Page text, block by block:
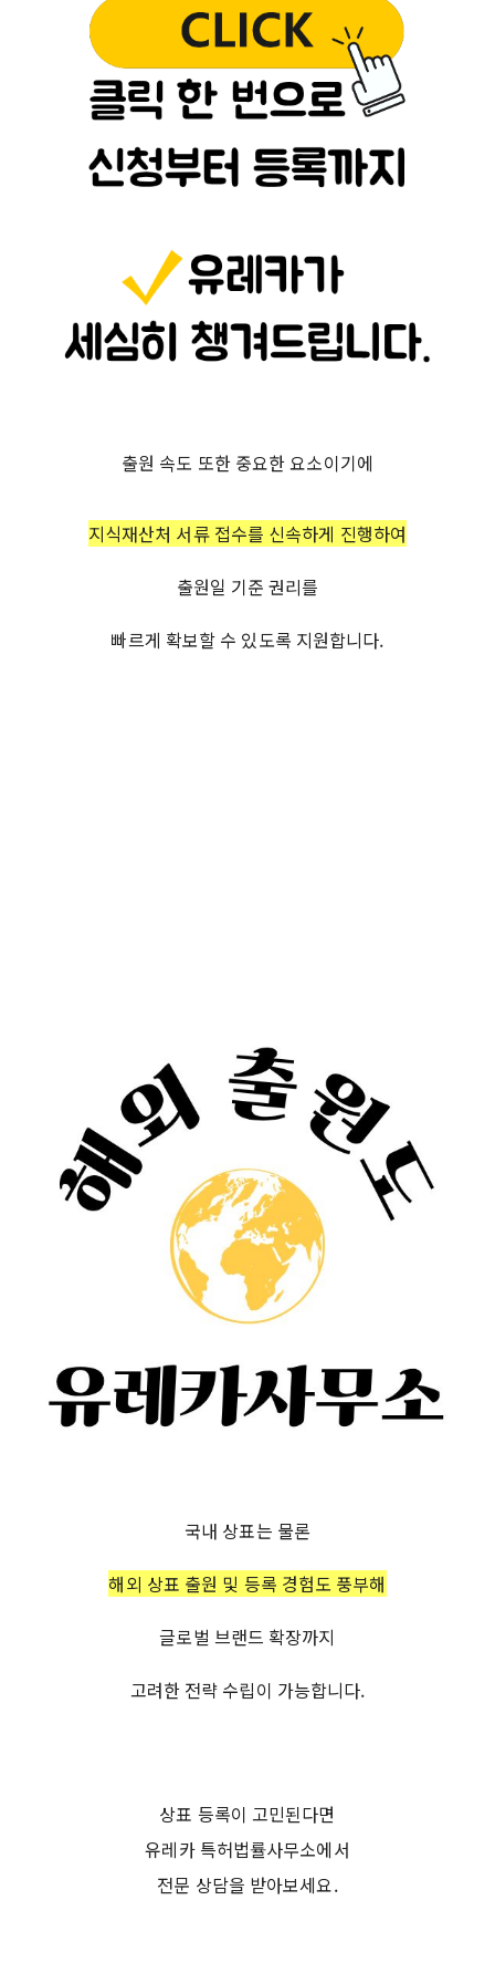
출원 속도 또한 중요한 요소이기에
지식재산처 서류 접수를 신속하게 진행하여
출원일 기준 권리를
빠르게 확보할 수 있도록 지원합니다.
국내 상표는 물론
해외 상표 출원 및 등록 경험도 풍부해
글로벌 브랜드 확장까지
고려한 전략 수립이 가능합니다.
상표 등록이 고민된다면
유레카 특허법률사무소에서
전문 상담을 받아보세요.